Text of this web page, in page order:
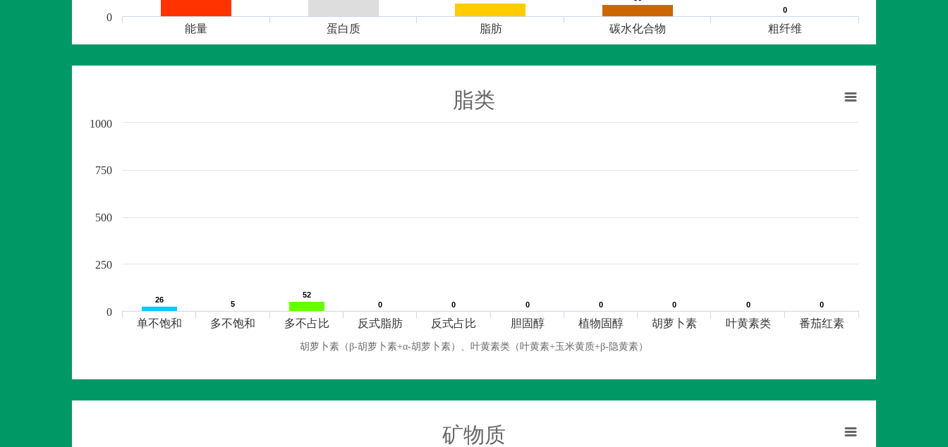
0
0
能量 蛋白质 脂肪 碳水化合物 粗纤维
0
脂类
胡萝卜素（β-胡萝卜素+α-胡萝卜素）、叶黄素类（叶黄素+玉米黄质+β-隐黄素）
26
26 5
5
52
52
0
0 0
0 0
0 0
0 0
0 0
0 0
0
单不饱和 多不饱和 多不占比 反式脂肪 反式占比 胆固醇 植物固醇 胡萝卜素 叶黄素类 番茄红素
0
250
500
750
1000
矿物质